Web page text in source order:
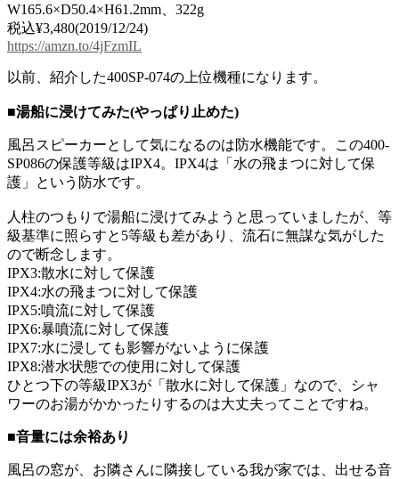
W165.6×D50.4×H61.2mm、322g
税込¥3,480(2019/12/24)
https://amzn.to/4jFzmIL
以前、紹介した400SP-074の上位機種になります。
■湯船に浸けてみた(やっぱり止めた)
風呂スピーカーとして気になるのは防水機能です。この400-
SP086の保護等級はIPX4。IPX4は「水の飛まつに対して保
護」という防水です。
人柱のつもりで湯船に浸けてみようと思っていましたが、等
級基準に照らすと5等級も差があり、流石に無謀な気がした
ので断念します。
IPX3:散水に対して保護
IPX4:水の飛まつに対して保護
IPX5:噴流に対して保護
IPX6:暴噴流に対して保護
IPX7:水に浸しても影響がないように保護
IPX8:潜水状態での使用に対して保護
ひとつ下の等級IPX3が「散水に対して保護」なので、シャ
ワーのお湯がかかったりするのは大丈夫ってことですね。
■音量には余裕あり
風呂の窓が、お隣さんに隣接している我が家では、出せる音